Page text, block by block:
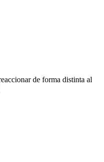
de forma distinta al